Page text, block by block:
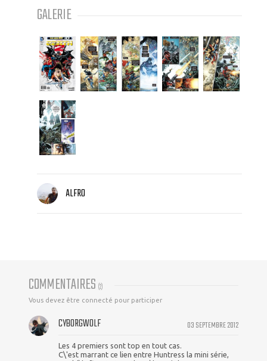
GALERIE
ALFRO
COMMENTAIRES (2)
Vous devez être connecté pour participer
03 SEPTEMBRE 2012
CYBORGWOLF
Les 4 premiers sont top en tout cas.
C\'est marrant ce lien entre Huntress la mini série,